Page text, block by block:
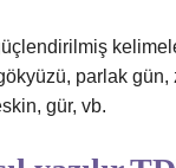
parlak gün,
gür, vb.